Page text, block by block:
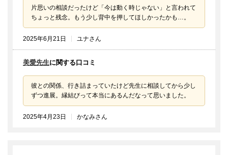
片思いの相談だったけど「今は動く時じゃない」と言われて
ちょっと残念。もう少し背中を押してほしかったかも…。
2025年6月21日 ユナさん
美愛先生に関する口コミ
彼との関係、行き詰まっていたけど先生に相談してから少し
ずつ進展。縁結びって本当にあるんだなって思いました。
2025年4月23日 かなみさん